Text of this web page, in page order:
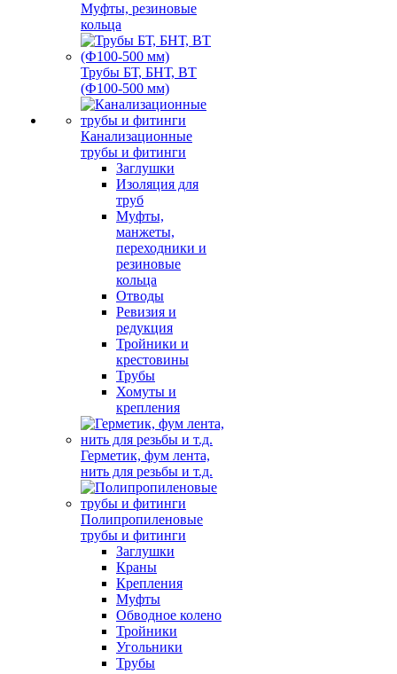
Муфты, резиновые
кольца
Трубы БТ, БНТ, ВТ
(Ф100-500 мм)
Канализационные
трубы и фитинги
Заглушки
Изоляция для
труб
Муфты,
манжеты,
переходники и
резиновые
кольца
Отводы
Ревизия и
редукция
Тройники и
крестовины
Трубы
Хомуты и
крепления
Герметик, фум лента,
нить для резьбы и т.д.
Полипропиленовые
трубы и фитинги
Заглушки
Краны
Крепления
Муфты
Обводное колено
Тройники
Угольники
Трубы